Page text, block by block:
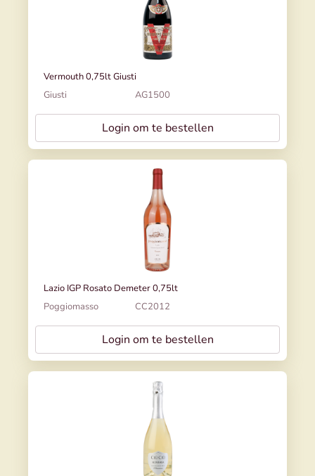
Vermouth 0,75lt Giusti
Giusti
AG1500
Login om te bestellen
Lazio IGP Rosato Demeter 0,75lt
Poggiomasso
CC2012
Login om te bestellen